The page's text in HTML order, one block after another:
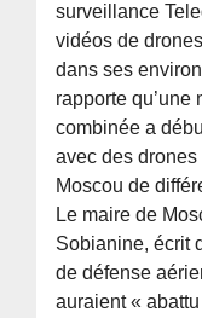
surveillance
vidéos de
dans ses
rapporte qu’une
combinée a
avec des
Moscou de
Le maire de
Sobianine, écrit
de défense
auraient « abattu